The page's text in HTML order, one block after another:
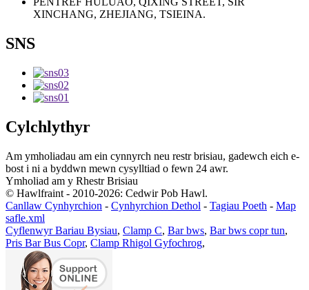
XINCHANG, ZHEJIANG, TSIEINA.
SNS
Cylchlythyr
Am ymholiadau am ein cynnyrch neu restr brisiau, gadewch eich e-
bost i ni a byddwn mewn cysylltiad o fewn 24 awr.
Ymholiad am y Rhestr Brisiau
© Hawlfraint - 2010-2026: Cedwir Pob Hawl.
Canllaw Cynhyrchion - Cynhyrchion Dethol - Tagiau Poeth - Map
safle.xml
Cyflenwyr Bariau Bysiau, Clamp C, Bar bws, Bar bws copr tun,
Pris Bar Bus Copr, Clamp Rhigol Gyfochrog,